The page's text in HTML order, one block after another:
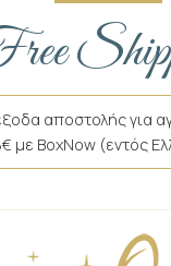
αποστολής για
με BoxNow (εντός